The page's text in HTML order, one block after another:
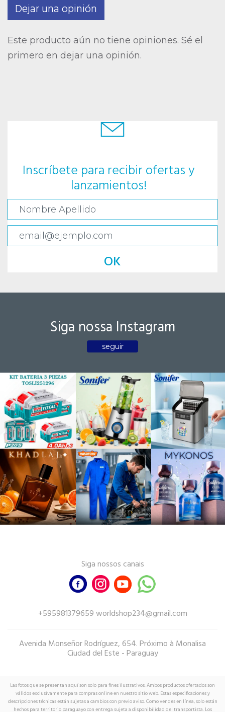
Dejar una opinión
Este producto aún no tiene opiniones. Sé el
primero en dejar una opinión.
Inscríbete para recibir ofertas y
lanzamientos!
OK
Siga nossa Instagram
seguir
Siga nossos canais
+595981379659 worldshop234@gmail.com
Avenida Monseñor Rodríguez, 654. Próximo à Monalisa
Ciudad del Este - Paraguay
Las fotos que se presentan aquí son solo para fines ilustrativos. Ambos productos ofertados son
válidos exclusivamente para compras online en nuestro sitio web. Estas especificaciones y
descripciones técnicas están sujetas a cambios con previo aviso. Como vendes en línea, solo están
hechos para territorio paraguayo con entrega sujeta a disponibilidad del transportista. Los